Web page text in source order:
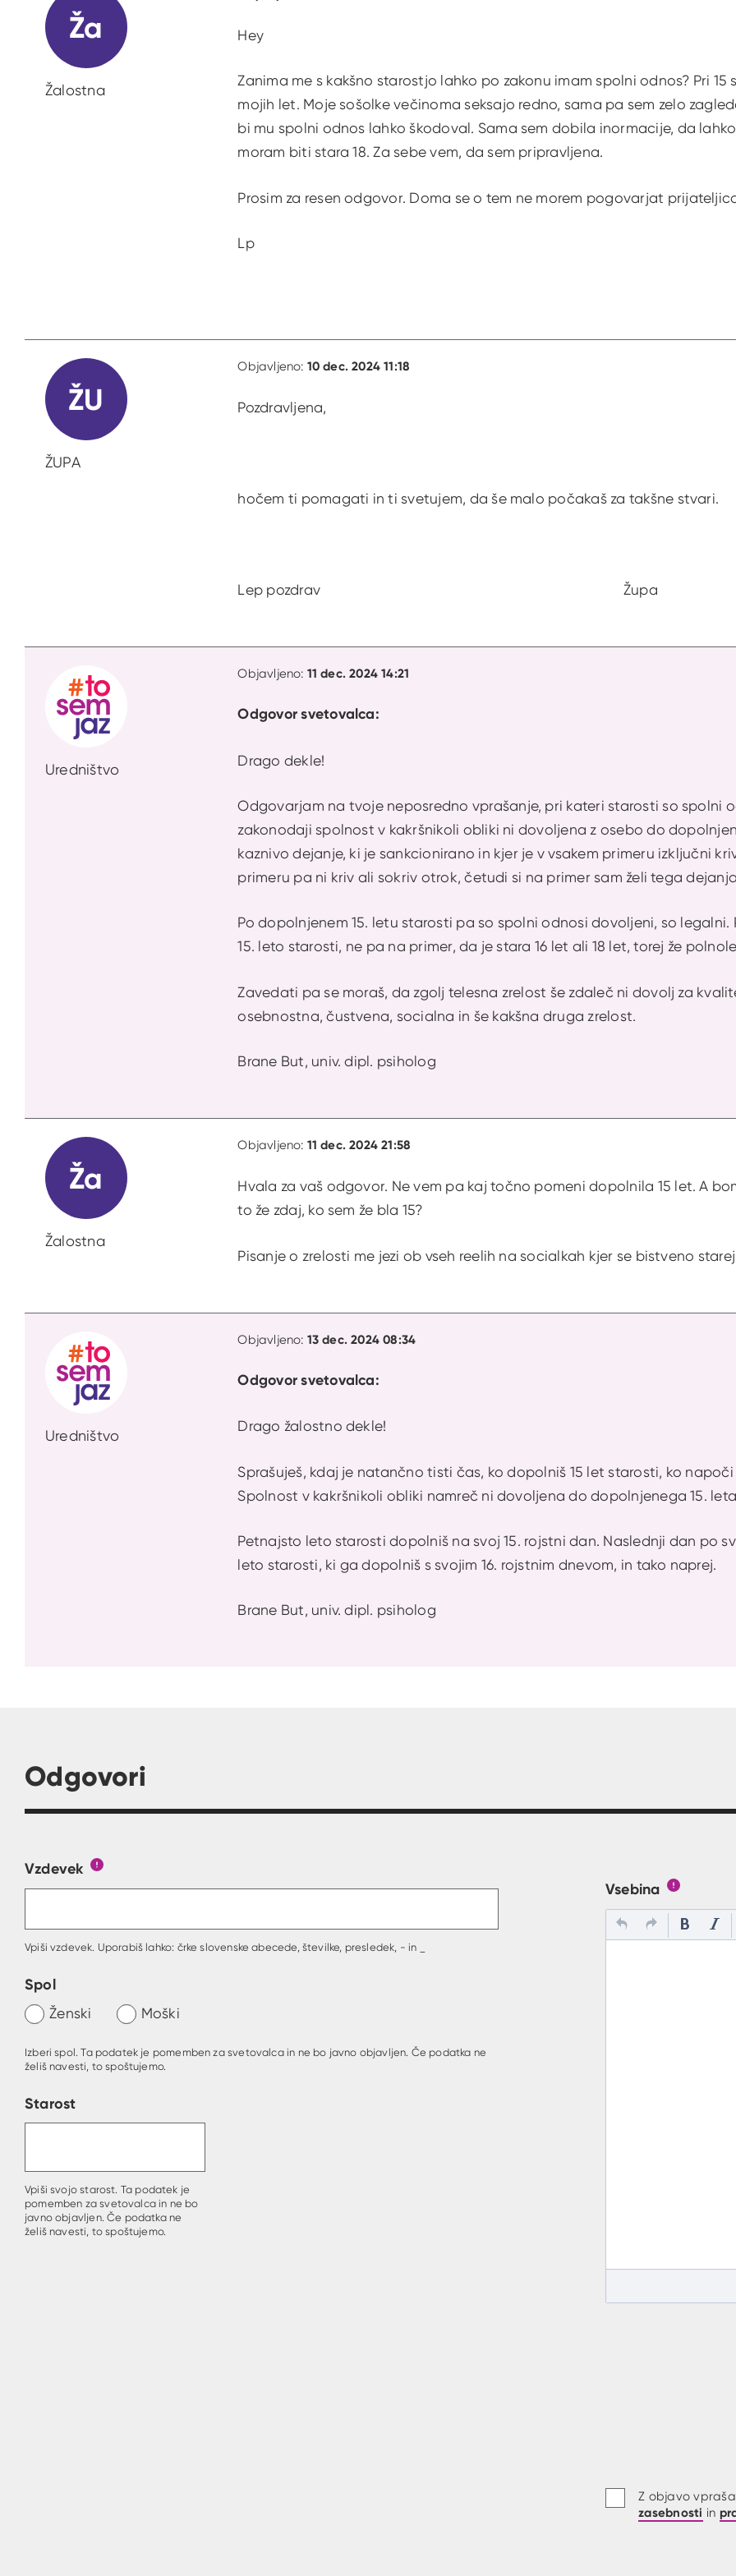
Ža
Žalostna
Hey
Zanima me s kakšno starostjo lahko po zakonu imam spolni odnos? Pri
mojih let. Moje sošolke večinoma seksajo redno, sama pa sem zelo
bi mu spolni odnos lahko škodoval. Sama sem dobila inormacije, da
moram biti stara 18. Za sebe vem, da sem pripravljena.
Prosim za resen odgovor. Doma se o tem ne morem pogovarjat
Lp
ŽU
ŽUPA
Objavljeno: 10 dec. 2024 11:18
Pozdravljena,
hočem ti pomagati in ti svetujem, da še malo počakaš za takšne stvari.
Lep pozdrav Župa
Uredništvo
Objavljeno: 11 dec. 2024 14:21
Odgovor svetovalca:
Drago dekle!
Odgovarjam na tvoje neposredno vprašanje, pri kateri starosti so spolni
zakonodaji spolnost v kakršnikoli obliki ni dovoljena z osebo do
kaznivo dejanje, ki je sankcionirano in kjer je v vsakem primeru izključni
primeru pa ni kriv ali sokriv otrok, četudi si na primer sam želi tega
Po dopolnjenem 15. letu starosti pa so spolni odnosi dovoljeni, so
15. leto starosti, ne pa na primer, da je stara 16 let ali 18 let, torej že
Zavedati pa se moraš, da zgolj telesna zrelost še zdaleč ni dovolj za
osebnostna, čustvena, socialna in še kakšna druga zrelost.
Brane But, univ. dipl. psiholog
Ža
Žalostna
Objavljeno: 11 dec. 2024 21:58
Hvala za vaš odgovor. Ne vem pa kaj točno pomeni dopolnila 15 let. A
to že zdaj, ko sem že bla 15?
Pisanje o zrelosti me jezi ob vseh reelih na socialkah kjer se bistveno
Uredništvo
Objavljeno: 13 dec. 2024 08:34
Odgovor svetovalca:
Drago žalostno dekle!
Sprašuješ, kdaj je natančno tisti čas, ko dopolniš 15 let starosti, ko
Spolnost v kakršnikoli obliki namreč ni dovoljena do dopolnjenega 15.
Petnajsto leto starosti dopolniš na svoj 15. rojstni dan. Naslednji dan po
leto starosti, ki ga dopolniš s svojim 16. rojstnim dnevom, in tako naprej.
Brane But, univ. dipl. psiholog
Odgovori
Obrazec, kjer lahko zastaviš vprašanje
Vzdevek
Vpiši vzdevek. Uporabiš lahko: črke slovenske abecede, številke, presledek, - in _
Spol
Ženski Moški
Izberi spol. Ta podatek je pomemben za svetovalca in ne bo javno objavljen. Če podatka ne
želiš navesti, to spoštujemo.
Starost
Vpiši svojo starost. Ta podatek je
pomemben za svetovalca in ne bo
javno objavljen. Če podatka ne
želiš navesti, to spoštujemo.
Vsebina
Z objavo
zasebnosti in